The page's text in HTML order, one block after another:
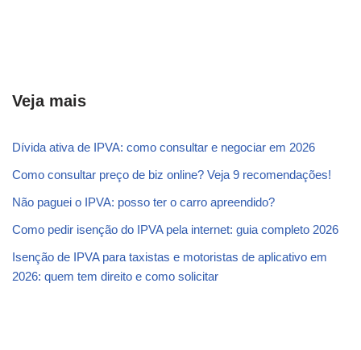
Veja mais
Dívida ativa de IPVA: como consultar e negociar em 2026
Como consultar preço de biz online? Veja 9 recomendações!
Não paguei o IPVA: posso ter o carro apreendido?
Como pedir isenção do IPVA pela internet: guia completo 2026
Isenção de IPVA para taxistas e motoristas de aplicativo em
2026: quem tem direito e como solicitar